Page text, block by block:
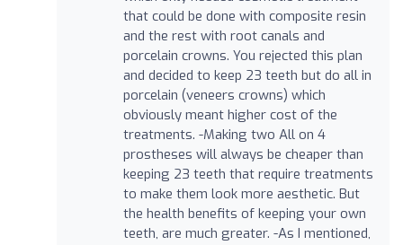
that could be done with composite resin
and the rest with root canals and
porcelain crowns. You rejected this plan
and decided to keep 23 teeth but do all in
porcelain (veneers crowns) which
obviously meant higher cost of the
treatments. -Making two All on 4
prostheses will always be cheaper than
keeping 23 teeth that require treatments
to make them look more aesthetic. But
the health benefits of keeping your own
teeth, are much greater. -As I mentioned,